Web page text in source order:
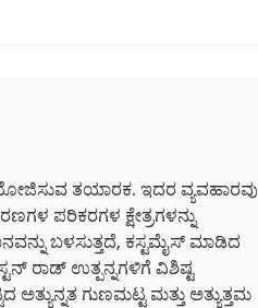
ತಯಾರಕ. ಇದರ ವ್ಯವಹಾರವು
ಪರಿಕರಗಳ ಕ್ಷೇತ್ರಗಳನ್ನು
ಬಳಸುತ್ತದೆ, ಕಸ್ಟಮೈಸ್ ಮಾಡಿದ
ರಾಡ್ ಉತ್ಪನ್ನಗಳಿಗೆ ವಿಶಿಷ್ಟ
ಗುಣಮಟ್ಟ ಮತ್ತು ಅತ್ಯುತ್ತಮ